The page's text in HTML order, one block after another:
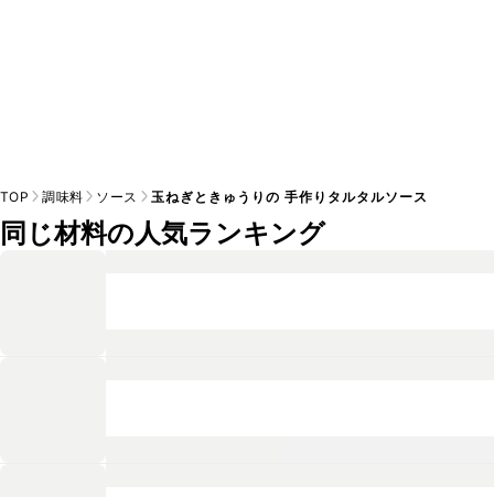
TOP 調味料 ソース 玉ねぎときゅうりの 手作りタルタルソース
同じ材料の人気ランキング